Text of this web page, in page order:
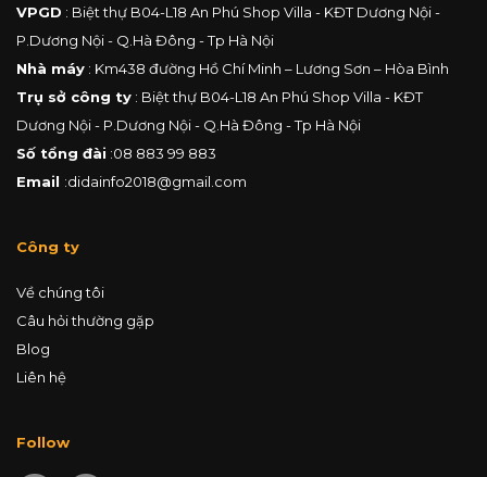
VPGD : Biệt thự B04-L18 An Phú Shop Villa - KĐT Dương Nội -
P.Dương Nội - Q.Hà Đông - Tp Hà Nội
Nhà máy : Km438 đường Hồ Chí Minh – Lương Sơn – Hòa Bình
Trụ sở công ty : Biệt thự B04-L18 An Phú Shop Villa - KĐT
Dương Nội - P.Dương Nội - Q.Hà Đông - Tp Hà Nội
Số tổng đài :08 883 99 883
Email :didainfo2018@gmail.com
Công ty
Về chúng tôi
Câu hỏi thường gặp
Blog
Liên hệ
Follow